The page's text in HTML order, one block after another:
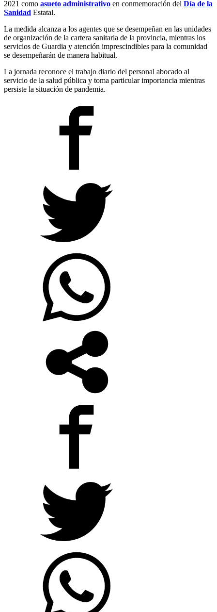
2021 como asueto administrativo en conmemoración del Día de la
Sanidad Estatal.
La medida alcanza a los agentes que se desempeñan en las unidades
de organización de la cartera sanitaria de la provincia, mientras los
servicios de Guardia y atención imprescindibles para la comunidad
se desempeñarán de manera habitual.
La jornada reconoce el trabajo diario del personal abocado al
servicio de la salud pública y toma particular importancia mientras
persiste la situación de pandemia.